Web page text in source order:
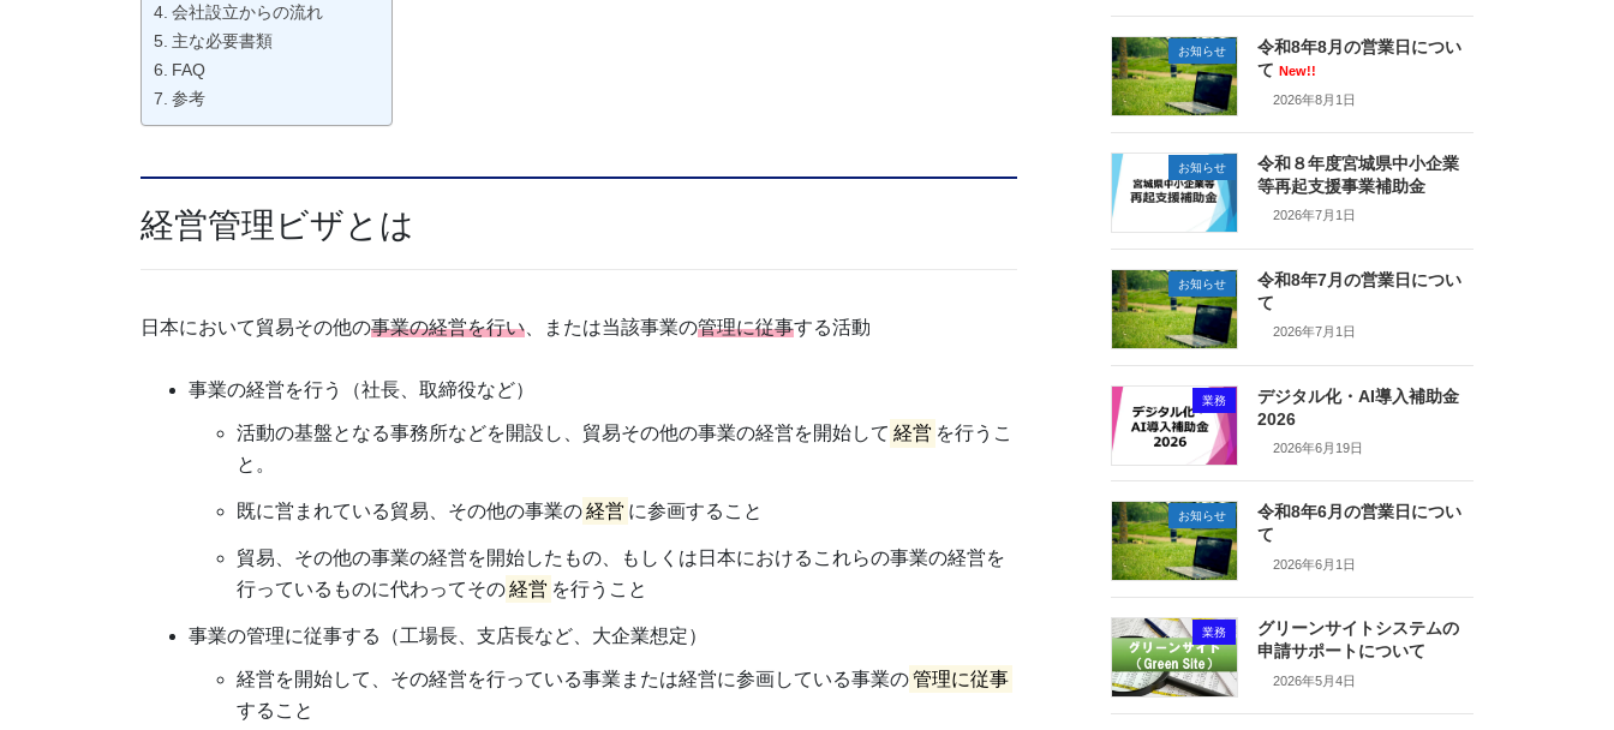
会社設立からの流れ
主な必要書類
FAQ
参考
経営管理ビザとは
日本において貿易その他の事業の経営を行い 、または当該事業の管理に従事する活動
事業の経営を行う（社長、取締役など）
活動の基盤となる事務所などを開設し、貿易その他の事業の経営を開始して 経営 を行うこ
と。
既に営まれている貿易、その他の事業の経営 に参画すること
貿易、その他の事業の経営を開始したもの、もしくは日本におけるこれらの事業の経営を
行っているものに代わってその経営 を行うこと
事業の管理に従事する（工場長、支店長など、大企業想定）
経営を開始して、その経営を行っている事業または経営に参画している事業の管理に従事
すること
お知らせ
令和8年8月の営業日につい
て New!!
2026年8月1日
お知らせ
令和８年度宮城県中小企業
等再起支援事業補助金
2026年7月1日
お知らせ
令和8年7月の営業日につい
て
2026年7月1日
業務
デジタル化・AI導入補助金
2026
2026年6月19日
お知らせ
令和8年6月の営業日につい
て
2026年6月1日
業務
グリーンサイトシステムの
申請サポートについて
2026年5月4日